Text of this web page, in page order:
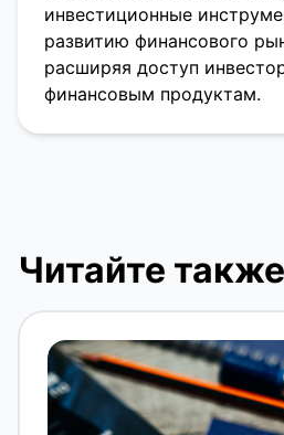
инвестиционные
развитию финансового
расширяя доступ
финансовым продуктам.
Читайте также